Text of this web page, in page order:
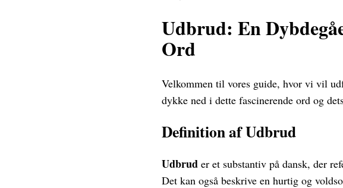
Udbrud: En
Ord
Velkommen til vores guide, hvor vi vil
dykke ned i dette fascinerende ord og
Definition af Udbrud
Udbrud er et substantiv på dansk, der
Det kan også beskrive en hurtig og